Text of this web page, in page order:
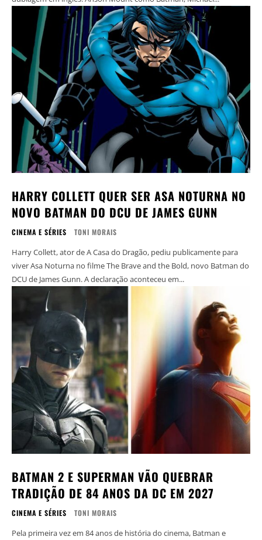
HARRY COLLETT QUER SER ASA NOTURNA NO
NOVO BATMAN DO DCU DE JAMES GUNN
CINEMA E SÉRIES TONI MORAIS
Harry Collett, ator de A Casa do Dragão, pediu publicamente para
viver Asa Noturna no filme The Brave and the Bold, novo Batman do
DCU de James Gunn. A declaração aconteceu em...
BATMAN 2 E SUPERMAN VÃO QUEBRAR
TRADIÇÃO DE 84 ANOS DA DC EM 2027
CINEMA E SÉRIES TONI MORAIS
Pela primeira vez em 84 anos de história do cinema, Batman e